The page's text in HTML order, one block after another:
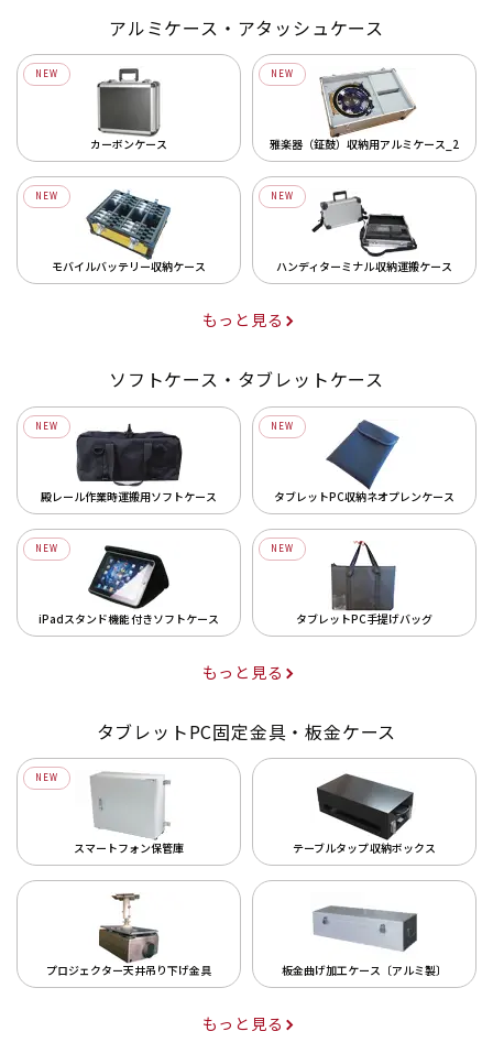
アルミケース・アタッシュケース
カーボンケース
NEW
雅楽器（鉦鼓）収納用アルミケース_2
NEW
モバイルバッテリー収納ケース
NEW
ハンディターミナル収納運搬ケース
NEW
もっと見る
ソフトケース・タブレットケース
殿レール作業時運搬用ソフトケース
NEW
タブレットPC収納ネオプレンケース
NEW
iPadスタンド機能付きソフトケース
NEW
タブレットPC手提げバッグ
NEW
もっと見る
タブレットPC固定金具・板金ケース
スマートフォン保管庫
NEW
テーブルタップ収納ボックス
プロジェクター天井吊り下げ金具 板金曲げ加工ケース〔アルミ製〕
もっと見る